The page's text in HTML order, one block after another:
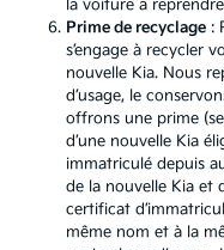
la voiture à
Prime de recyclage :
s’engage à recycler
nouvelle Kia. Nous
d’usage, le
offrons une prime
d’une nouvelle Kia
immatriculé depuis
de la nouvelle Kia et
certificat
même nom et à la